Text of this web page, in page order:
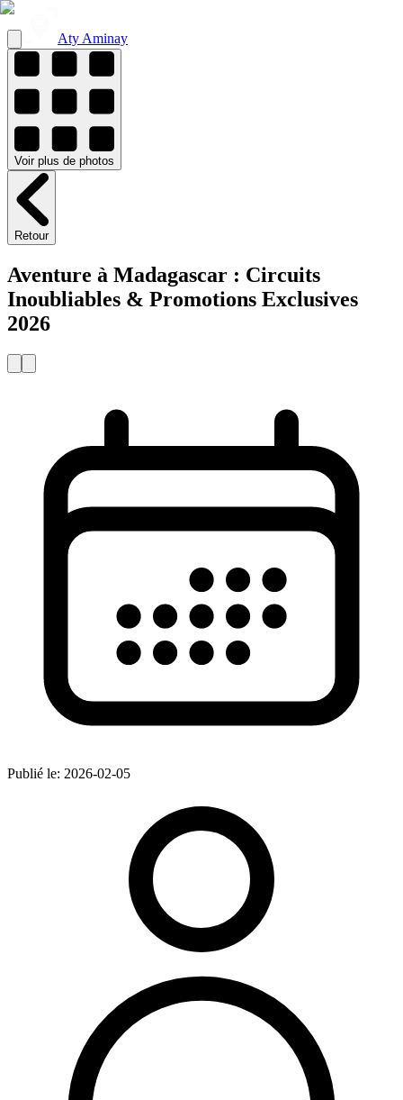
Aty Aminay
Voir plus de photos
Retour
Aventure à Madagascar : Circuits
Inoubliables & Promotions Exclusives
2026
Publié le: 2026-02-05